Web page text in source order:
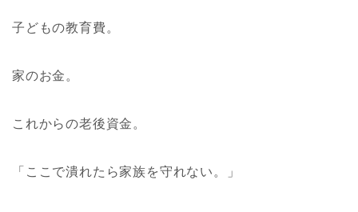
子どもの教育費。
家のお金。
これからの老後資金。
「ここで潰れたら家族を守れない。」